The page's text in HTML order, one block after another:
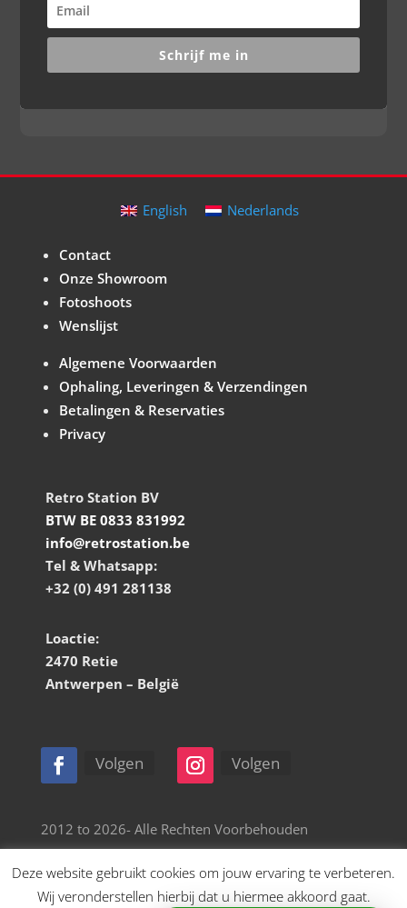
Schrijf me in
English Nederlands
Contact
Onze Showroom
Fotoshoots
Wenslijst
Algemene Voorwaarden
Ophaling, Leveringen & Verzendingen
Betalingen & Reservaties
Privacy
Retro Station BV
BTW BE 0833 831992
info@retrostation.be
Tel & Whatsapp:
+32 (0) 491 281138
Loactie:
2470 Retie
Antwerpen – België
Volgen Volgen
2012 to 2026- Alle Rechten Voorbehouden
Website door Retro Station
Deze website gebruikt cookies om jouw ervaring te verbeteren.
Wij veronderstellen hierbij dat u hiermee akkoord gaat.